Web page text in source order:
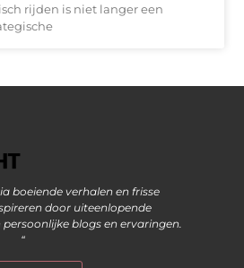
rijden is niet langer een
boeiende verhalen en frisse
door uiteenlopende
blogs en ervaringen.
“